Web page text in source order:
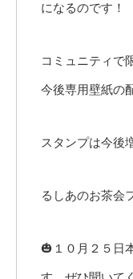
になるのです！
コミュニティで
今後専用壁紙の
スタンプは今後
るしあのお茶会
🎃１０月２５日